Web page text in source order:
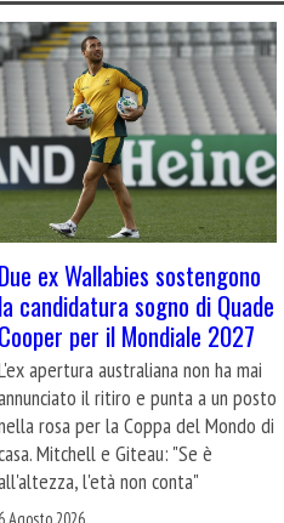
Due ex Wallabies sostengono
la candidatura sogno di Quade
Cooper per il Mondiale 2027
apertura australiana non ha mai
il ritiro e punta a un posto
rosa per la Coppa del Mondo di
Mitchell e Giteau: "Se è
l'età non conta"